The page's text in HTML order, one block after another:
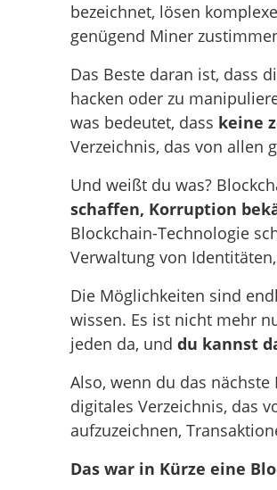
bezeichnet, lösen
genügend Miner
Das Beste daran ist, dass
hacken oder zu
was bedeutet, dass keine
Verzeichnis, das von allen
Und weißt du was?
schaffen, Korruption
Blockchain-Technologie
Verwaltung von
Die Möglichkeiten sind
wissen. Es ist nicht mehr
jeden da, unddu kannst
Also, wenn du das
digitales Verzeichnis, das
aufzuzeichnen,
Das war in Kürze eine